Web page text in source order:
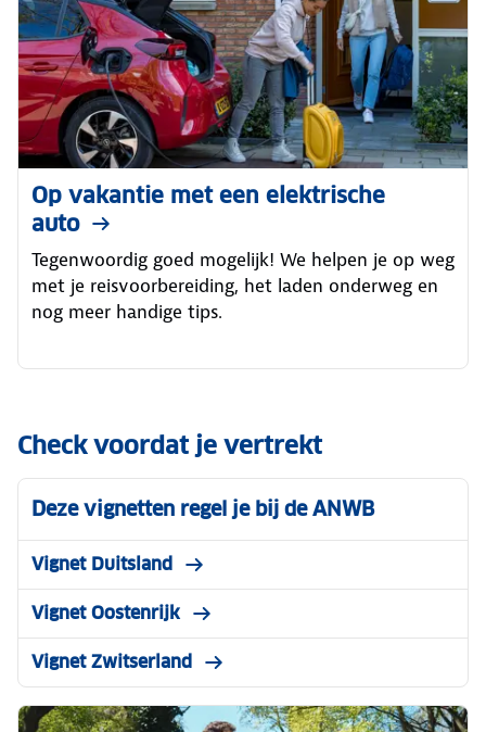
Op vakantie met een elektrische
auto
Tegenwoordig goed mogelijk! We helpen je op weg
met je reisvoorbereiding, het laden onderweg en
nog meer handige tips.
Check voordat je vertrekt
Deze vignetten regel je bij de ANWB
Vignet Duitsland
Vignet Oostenrijk
Vignet Zwitserland